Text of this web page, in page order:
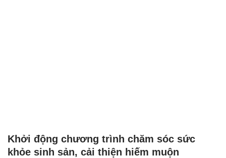
Khởi động chương trình chăm sóc sức
khỏe sinh sản, cải thiện hiếm muộn